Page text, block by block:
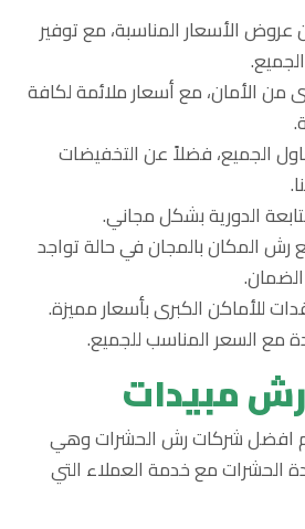
عروض الأسعار المناسبة، مع توفير
من الأمان، مع أسعار ملائمة لكافة
الجميع، فضلاً عن التخفيضات
الدورية بشكل مجاني.
المكان بالمجان في حالة تواجد
للأماكن الكبرى بأسعار مميزة.
مع السعر المناسب للجميع.
مبيدات
افضل شركات رش الحشرات وهي
الحشرات مع خدمة العملاء التي